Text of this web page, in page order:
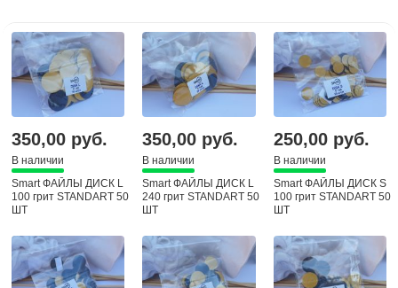
350,00 руб.
В наличии
Smart ФАЙЛЫ ДИСК L
100 грит STANDART 50
ШТ
350,00 руб.
В наличии
Smart ФАЙЛЫ ДИСК L
240 грит STANDART 50
ШТ
250,00 руб.
В наличии
Smart ФАЙЛЫ ДИСК S
100 грит STANDART 50
ШТ